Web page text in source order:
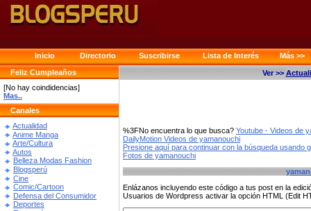
Inicio Directorio Suscribirse Lista de Interés
Más >>
Feliz Cumpleaños
[No hay coindidencias]
Mas..
Canales
Actualidad
Anime Manga
Arte/Cultura
Autos
Belleza Modas Fashion
Blogsperú
Cine
Comic/Cartoon
Defensa del Consumidor
Deportes
Ver >>
%3FNo encuentra lo que busca? Youtube - Videos de
DailyMotion Videos de yamanouchi
Presione aquí para continuar con la búsqueda usando
Fotos de yamanouchi
Enlázanos incluyendo este código a tus post en la
Usuarios de Wordpress activar la opción HTML (Edit